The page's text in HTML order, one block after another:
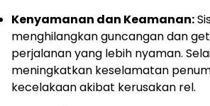
Kenyamanan dan Keamanan:
menghilangkan guncangan dan
perjalanan yang lebih nyaman.
meningkatkan keselamatan
kecelakaan akibat kerusakan rel.